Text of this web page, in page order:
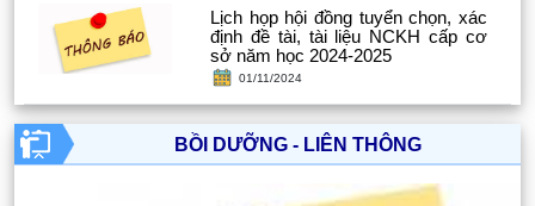
Lịch họp hội đồng tuyển chọn, xác
định đề tài, tài liệu NCKH cấp cơ
sở năm học 2024-2025
01/11/2024
BỒI DƯỠNG - LIÊN THÔNG